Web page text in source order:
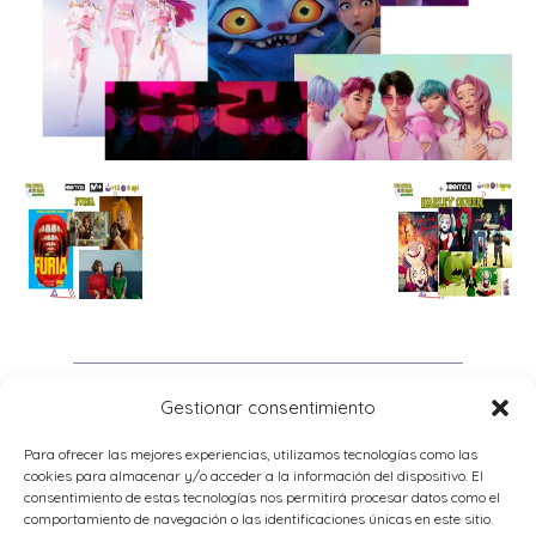
Gestionar consentimiento
Para ofrecer las mejores experiencias, utilizamos tecnologías como las
cookies para almacenar y/o acceder a la información del dispositivo. El
consentimiento de estas tecnologías nos permitirá procesar datos como el
comportamiento de navegación o las identificaciones únicas en este sitio.